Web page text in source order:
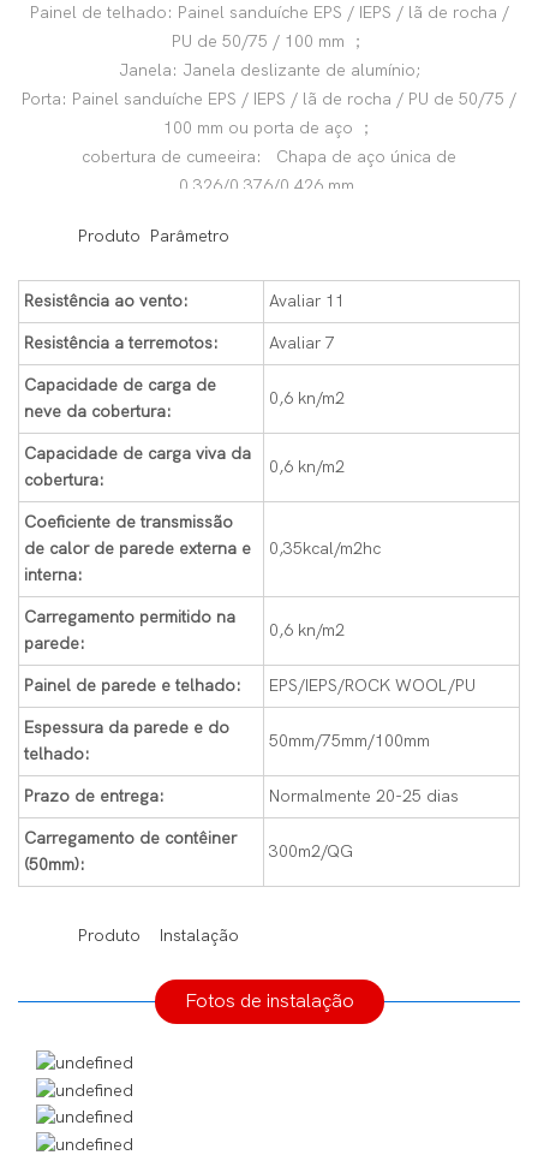
Painel de telhado: Painel sanduíche EPS / IEPS / lã de rocha /
PU de 50/75 / 100 mm ；
Janela: Janela deslizante de alumínio;
Porta: Painel sanduíche EPS / IEPS / lã de rocha / PU de 50/75 /
100 mm ou porta de aço ；
cobertura de cumeeira: Chapa de aço única de
0,326/0,376/0,426 mm.
Produto Parâmetro
Resistência ao vento: Avaliar 11
Resistência a terremotos: Avaliar 7
Capacidade de carga de
neve da cobertura:
0,6 kn/m2
Capacidade de carga viva da
cobertura:
0,6 kn/m2
Coeficiente de transmissão
de calor de parede externa e
interna:
0,35kcal/m2hc
Carregamento permitido na
parede:
0,6 kn/m2
Painel de parede e telhado: EPS/IEPS/ROCK WOOL/PU
Espessura da parede e do
telhado:
50mm/75mm/100mm
Prazo de entrega: Normalmente 20-25 dias
Carregamento de contêiner
(50mm):
300m2/QG
Produto Instalação
Fotos de instalação